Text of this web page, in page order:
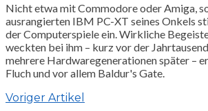
Nicht etwa mit Commodore oder Amiga,
ausrangierten IBM PC-XT seines Onkels
der Computerspiele ein. Wirkliche
weckten bei ihm – kurz vor der
mehrere Hardwaregenerationen später –
Fluch und vor allem Baldur's Gate.
Voriger Artikel